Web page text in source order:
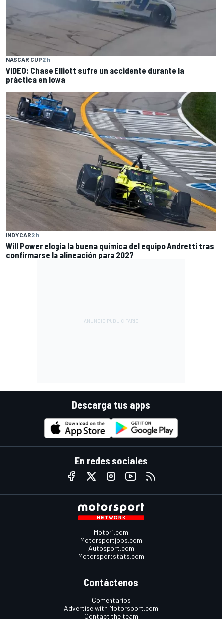
NASCAR CUP2 h
VIDEO: Chase Elliott sufre un accidente durante la
práctica en Iowa
INDYCAR2 h
Will Power elogia la buena química del equipo Andretti tras
confirmarse la alineación para 2027
Descarga tus apps
En redes sociales
Motor1.com
Motorsportjobs.com
Autosport.com
Motorsportstats.com
Contáctenos
Comentarios
Advertise with Motorsport.com
Contact the team